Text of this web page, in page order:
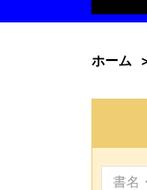
ホーム